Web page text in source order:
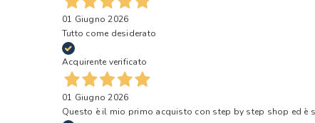
01 Giugno 2026
Tutto come desiderato
Acquirente verificato
01 Giugno 2026
Questo è il mio primo acquisto con step by step shop ed è